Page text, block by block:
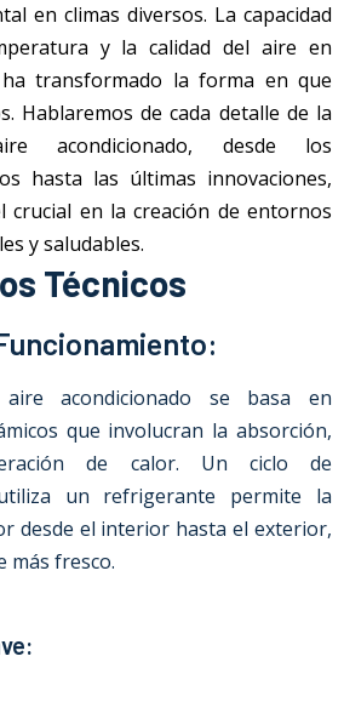
en climas diversos. La capacidad
y la calidad del aire en
transformado la forma en que
Hablaremos de cada detalle de la
acondicionado, desde los
hasta las últimas innovaciones,
crucial en la creación de entornos
y saludables.
Técnicos
acondicionado se basa en
que involucran la absorción,
de calor. Un ciclo de
un refrigerante permite la
desde el interior hasta el exterior,
más fresco.